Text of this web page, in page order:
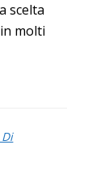
scelta
molti